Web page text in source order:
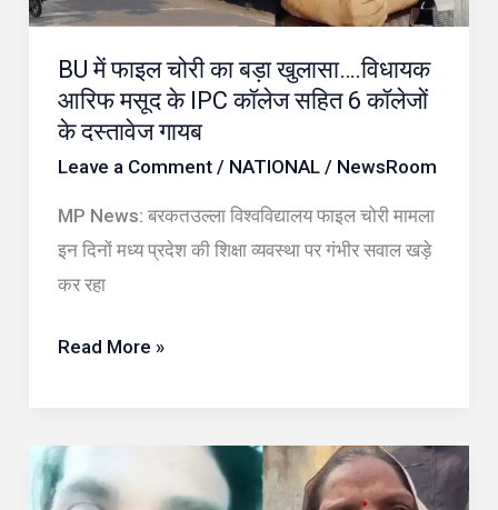
BU में फाइल चोरी का बड़ा खुलासा….विधायक
आरिफ मसूद के IPC कॉलेज सहित 6 कॉलेजों
के दस्तावेज गायब
Leave a Comment / NATIONAL/ NewsRoom
MP News: बरकतउल्ला विश्वविद्यालय फाइल चोरी मामला
इन दिनों मध्य प्रदेश की शिक्षा व्यवस्था पर गंभीर सवाल खड़े
कर रहा
मसूद
के
IPC
कॉलेज
सहित
6
कॉलेजों
दस्तावेज
Read More »
रील
विवाद